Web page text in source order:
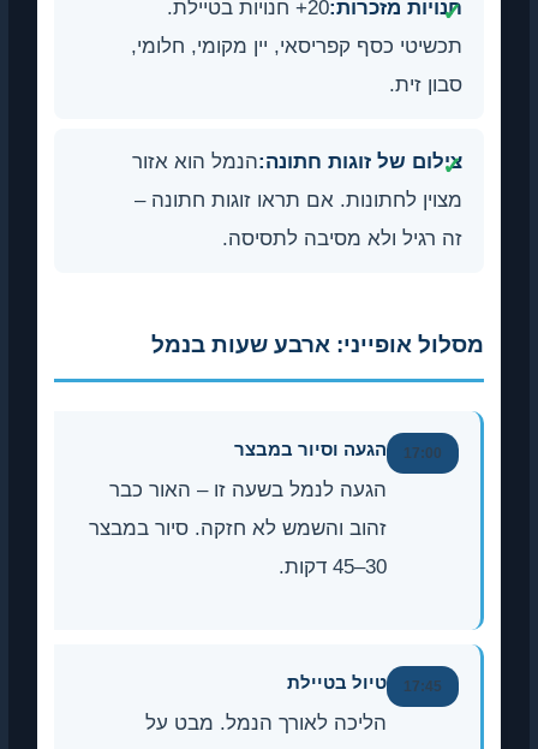
מזכרות:
20+ חנויות בטיילת.
כסף קפריסאי, יין מקומי, חלומי,
של זוגות חתונה:הנמל הוא אזור
לחתונות. אם תראו זוגות חתונה –
רגיל ולא מסיבה לתסיסה.
אופייני: ארבע שעות בנמל
הגעה וסיור במבצר
הגעה לנמל בשעה זו – האור כבר
זהוב והשמש לא חזקה. סיור במבצר
טיול בטיילת
הליכה לאורך הנמל. מבט על